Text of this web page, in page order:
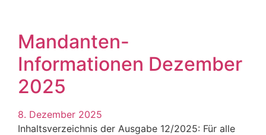
Mandanten-
Informationen Dezember
2025
8. Dezember 2025
Inhaltsverzeichnis der Ausgabe 12/2025: Für alle